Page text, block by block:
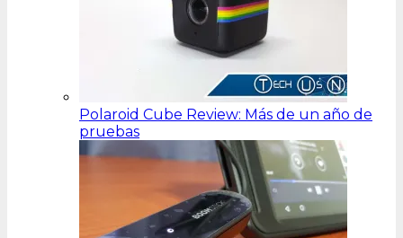
Polaroid Cube Review: Más de un año de
pruebas